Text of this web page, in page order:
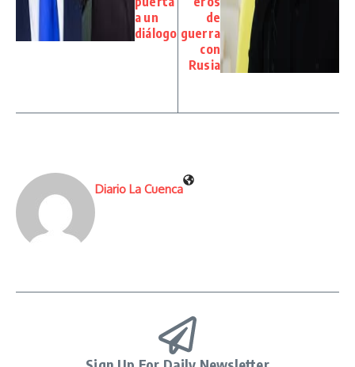
a un
diálogo
de
guerra
con
Rusia
Diario La Cuenca